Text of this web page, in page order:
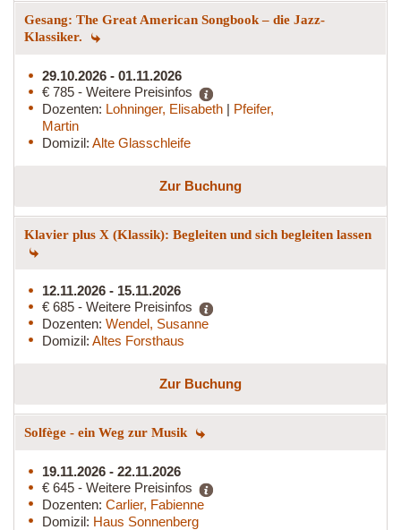
Gesang: The Great American Songbook – die Jazz-
Klassiker.
29.10.2026 - 01.11.2026
€ 785 - Weitere Preisinfos
Dozenten: Lohninger, Elisabeth | Pfeifer,
Martin
Domizil: Alte Glasschleife
Zur Buchung
Klavier plus X (Klassik): Begleiten und sich begleiten lassen
12.11.2026 - 15.11.2026
€ 685 - Weitere Preisinfos
Dozenten: Wendel, Susanne
Domizil: Altes Forsthaus
Zur Buchung
Solfège - ein Weg zur Musik
19.11.2026 - 22.11.2026
€ 645 - Weitere Preisinfos
Dozenten: Carlier, Fabienne
Domizil: Haus Sonnenberg